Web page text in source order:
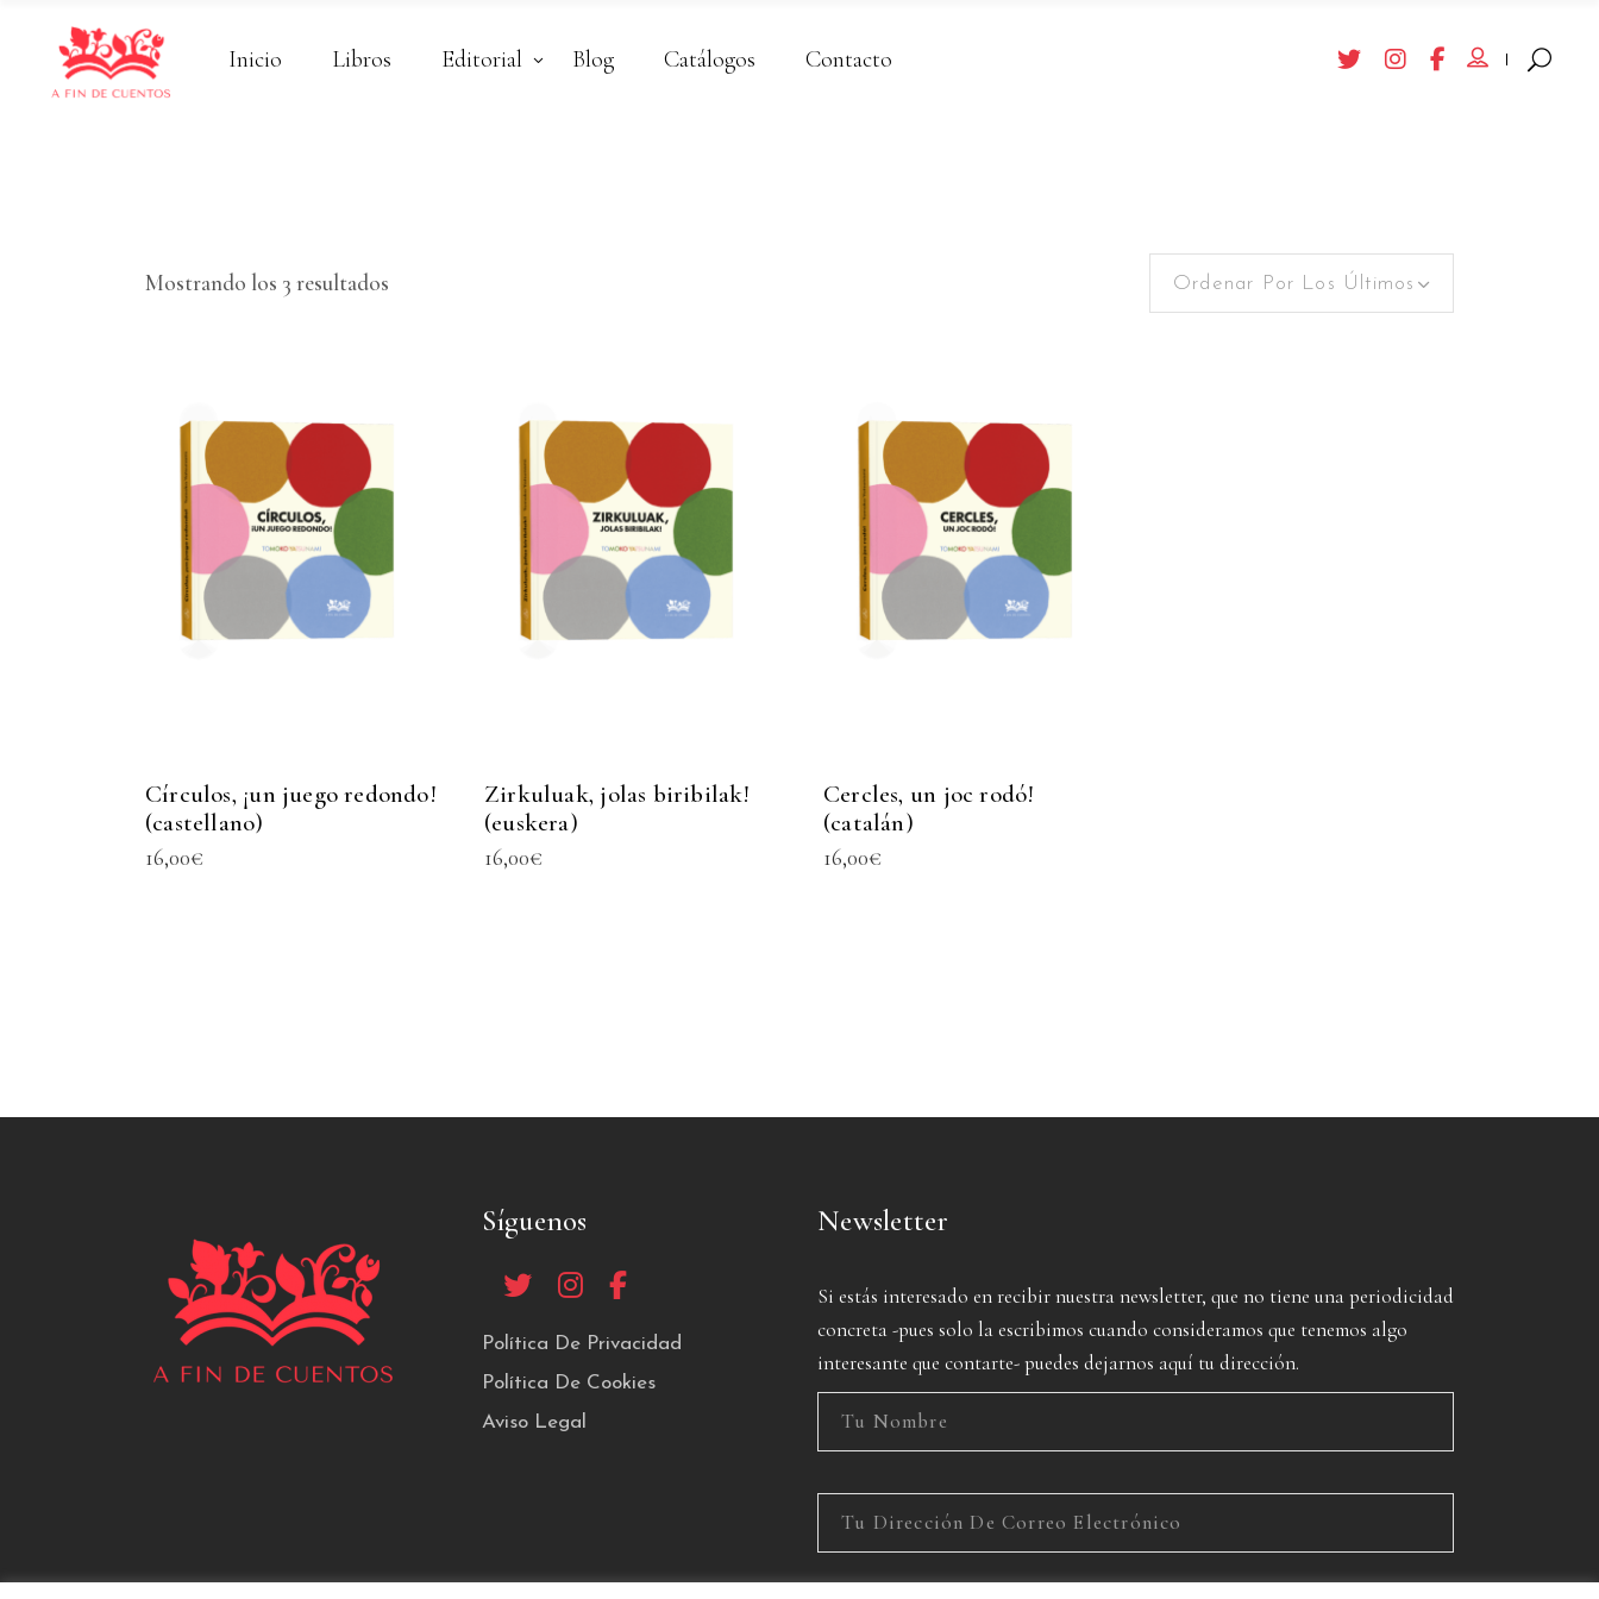
Inicio Libros Editorial Blog Catálogos Contacto
Mostrando los 3 resultados Ordenar Por Los Últimos
Círculos, ¡un juego redondo!
(castellano)
16,00€
Zirkuluak, jolas biribilak!
(euskera)
16,00€
Cercles, un joc rodó!
(catalán)
16,00€
Síguenos
Política De Privacidad
Política De Cookies
Aviso Legal
Newsletter
Si estás interesado en recibir nuestra newsletter, que no tiene una periodicidad
concreta -pues solo la escribimos cuando consideramos que tenemos algo
interesante que contarte- puedes dejarnos aquí tu dirección.